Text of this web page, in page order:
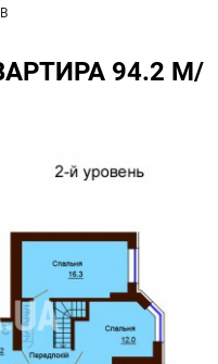
94.2 М/